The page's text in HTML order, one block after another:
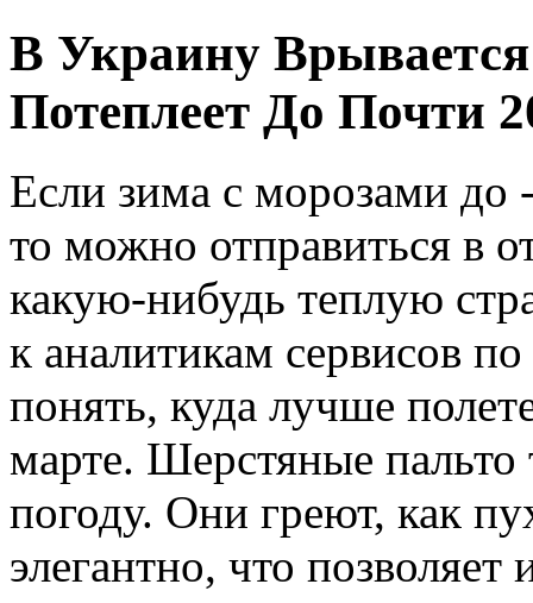
В Украину
Потеплеет До Почти
Если зима с морозами до
то можно отправиться в
какую-нибудь теплую
к аналитикам сервисов
понять, куда лучше
марте. Шерстяные
погоду. Они греют, как
элегантно, что позволяет